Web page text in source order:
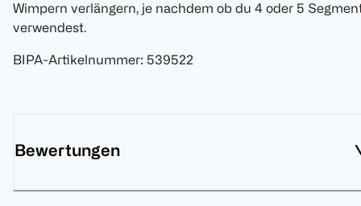
Wimpern verlängern, je nachdem ob du 4 oder 5
verwendest.
BIPA-Artikelnummer: 539522
Bewertungen